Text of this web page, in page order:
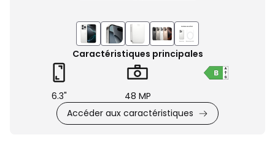
Caractéristiques principales
6.3"
48 MP
Accéder aux caractéristiques